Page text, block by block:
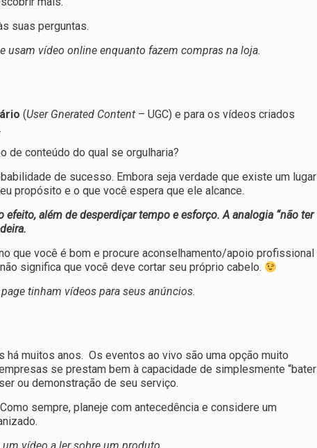
suas perguntas.
vídeo online enquanto fazem compras na loja.
(User Gnerated Content – UGC) e para os vídeos criados
de conteúdo do qual se orgulharia?
de sucesso. Embora seja verdade que existe um lugar
propósito e o que você espera que ele alcance.
além de desperdiçar tempo e esforço. A analogia “não ter
que você é bom e procure aconselhamento/apoio profissional
significa que você deve cortar seu próprio cabelo.
tinham vídeos para seus anúncios.
muitos anos. Os eventos ao vivo são uma opção muito
se prestam bem à capacidade de simplesmente “bater
ou demonstração de seu serviço.
sempre, planeje com antecedência e considere um